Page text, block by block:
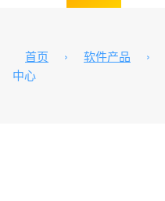
首页 › 软件产品 ›
中心